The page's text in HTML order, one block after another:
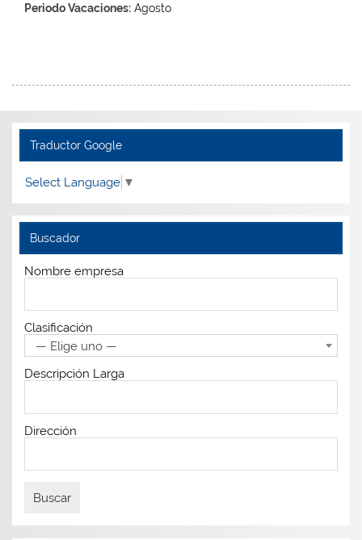
Periodo Vacaciones: Agosto
Traductor Google
Select Language ▼
Buscador
Nombre empresa
Clasificación
— Elige uno —
Descripción Larga
Dirección